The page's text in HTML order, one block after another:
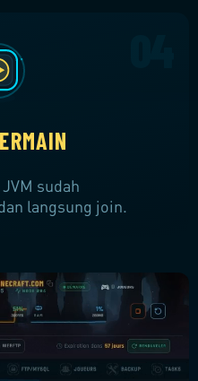
sudah
langsung join.